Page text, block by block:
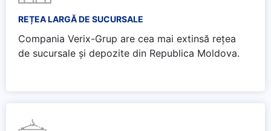
REȚEA LARGĂ DE SUCURSALE
Compania Verix-Grup are cea mai extinsă rețea
de sucursale și depozite din Republica Moldova.